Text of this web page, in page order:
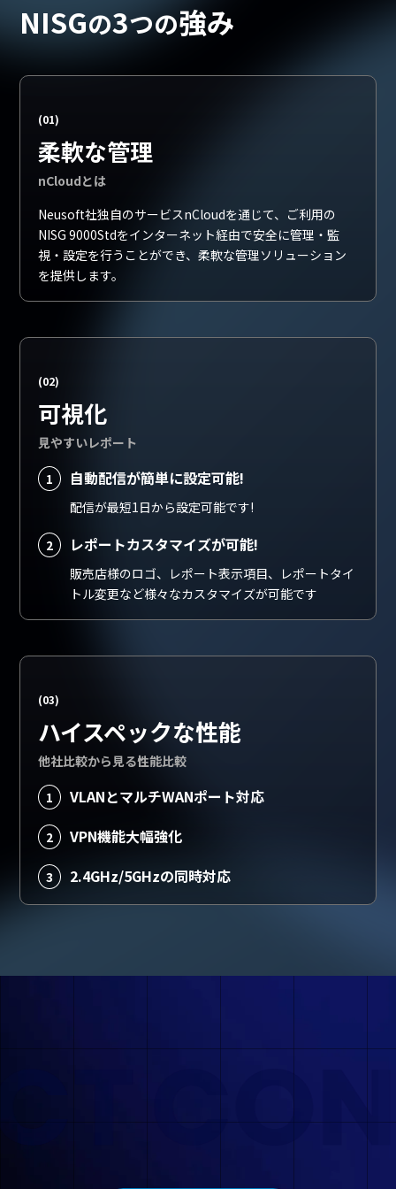
NISGの3つの強み
柔軟な管理
nCloudとは
Neusoft社独自のサービスnCloudを通じて、 ご利用の
NISG 9000Stdをインターネット経由で安全に管理・監
視・設定を行うことができ、柔軟な管理ソリューション
を提供します。
可視化
見やすいレポート
1 自動配信が簡単に設定可能!
配信が最短1日から設定可能です!
2 レポートカスタマイズが可能!
販売店様のロゴ、レポート表示項目、レポートタイ
トル変更など様々なカスタマイズが可能です
ハイスペックな性能
他社比較から見る性能比較
1 VLANとマルチWANポート対応
2 VPN機能大幅強化
3 2.4GHz/5GHzの同時対応